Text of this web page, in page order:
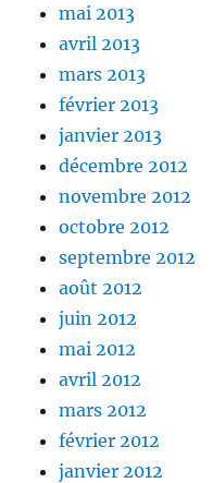
mai 2013
avril 2013
mars 2013
février 2013
janvier 2013
décembre 2012
novembre 2012
octobre 2012
septembre 2012
août 2012
juin 2012
mai 2012
avril 2012
mars 2012
février 2012
janvier 2012